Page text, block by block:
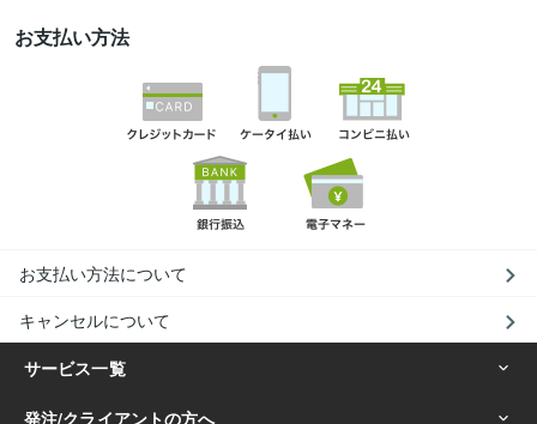
お支払い方法
お支払い方法について
キャンセルについて